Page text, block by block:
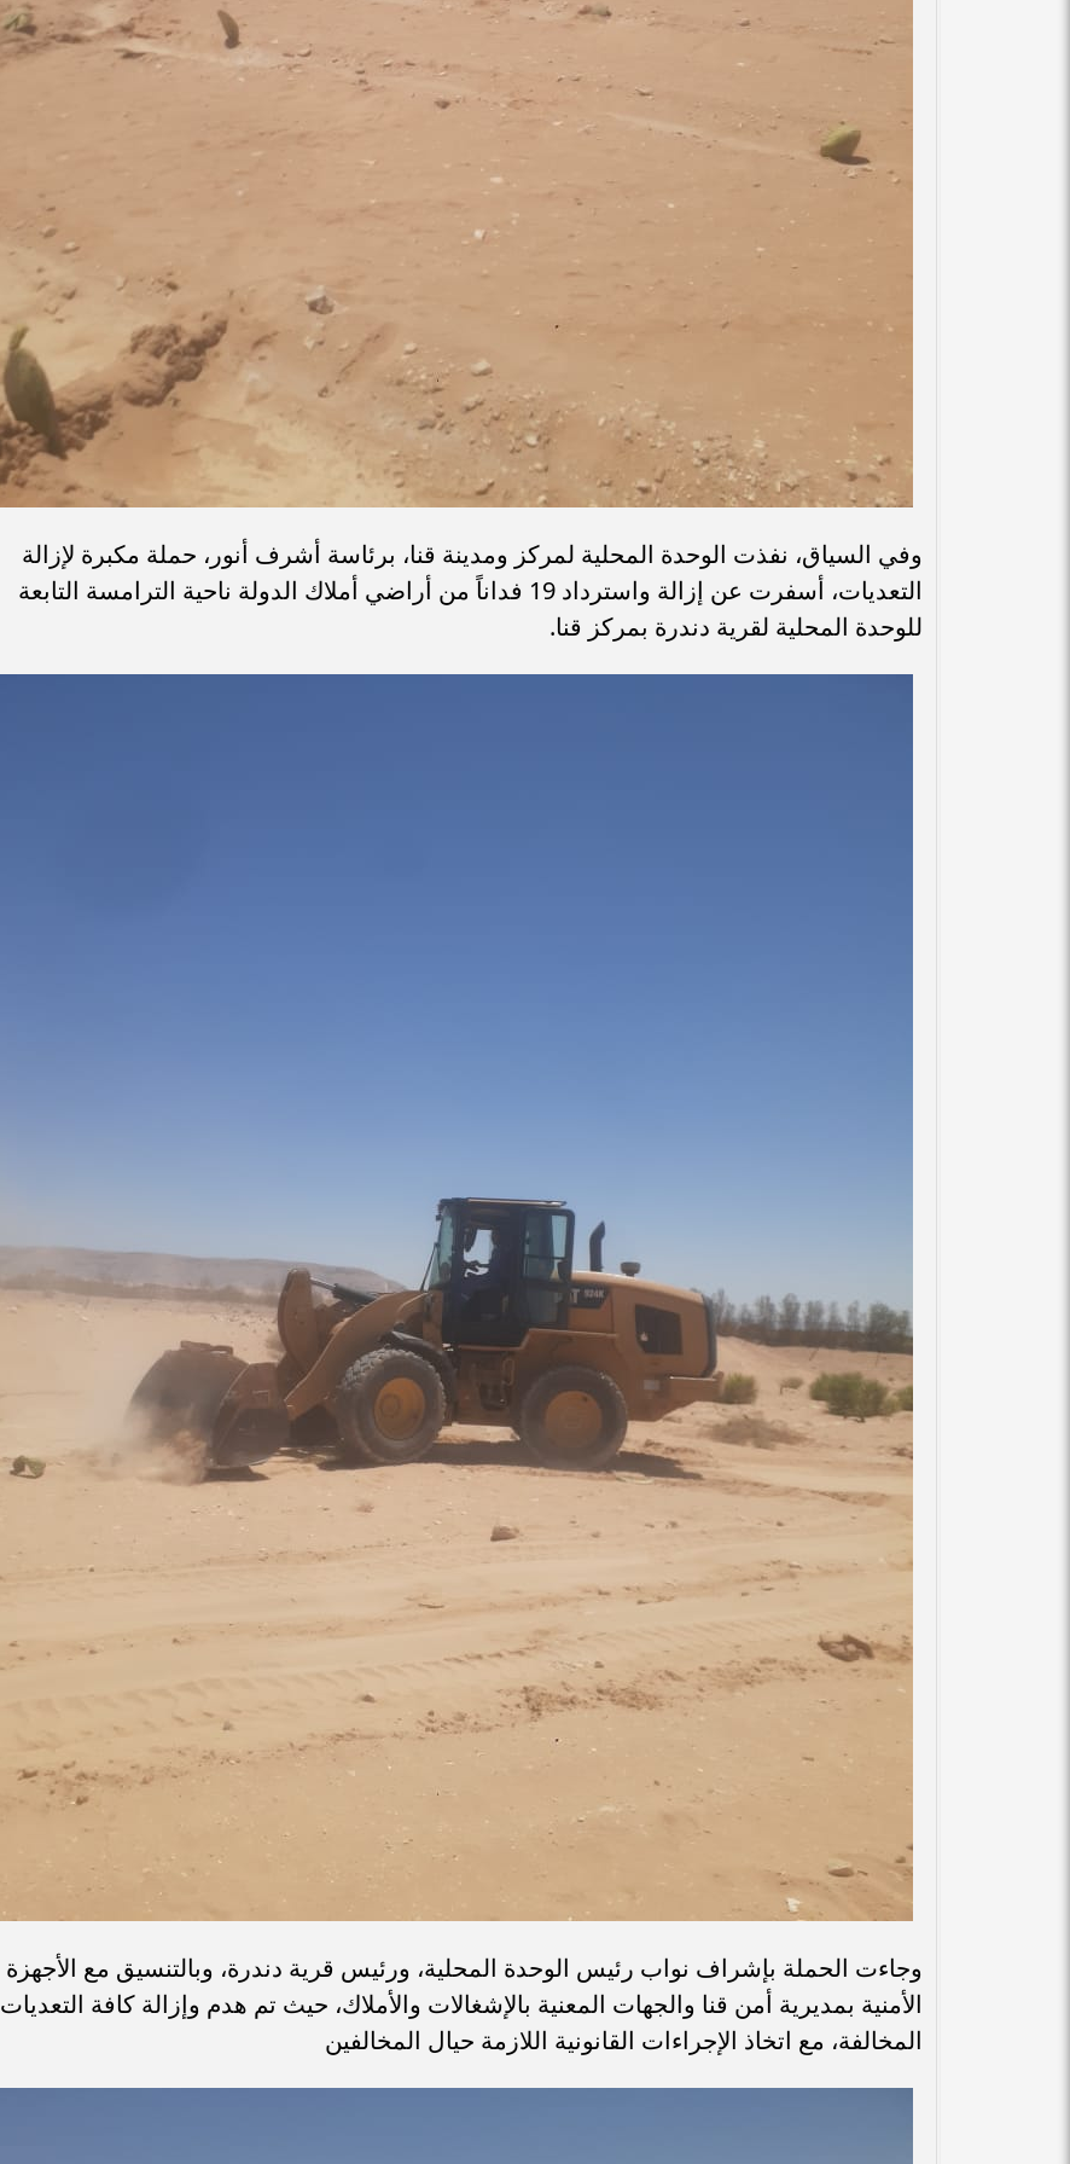
وفي السياق، نفذت الوحدة المحلية لمركز ومدينة قنا، برئاسة أشرف أنور، حملة مكبرة لإزالة
التعديات، أسفرت عن إزالة واسترداد 19 فداناً من أراضي أملاك الدولة ناحية الترامسة التابعة
للوحدة المحلية لقرية دندرة بمركز قنا.
وجاءت الحملة بإشراف نواب رئيس الوحدة المحلية، ورئيس قرية دندرة، وبالتنسيق مع الأجهزة
الأمنية بمديرية أمن قنا والجهات المعنية بالإشغالات والأملاك، حيث تم هدم وإزالة كافة التعديات
المخالفة، مع اتخاذ الإجراءات القانونية اللازمة حيال المخالفين